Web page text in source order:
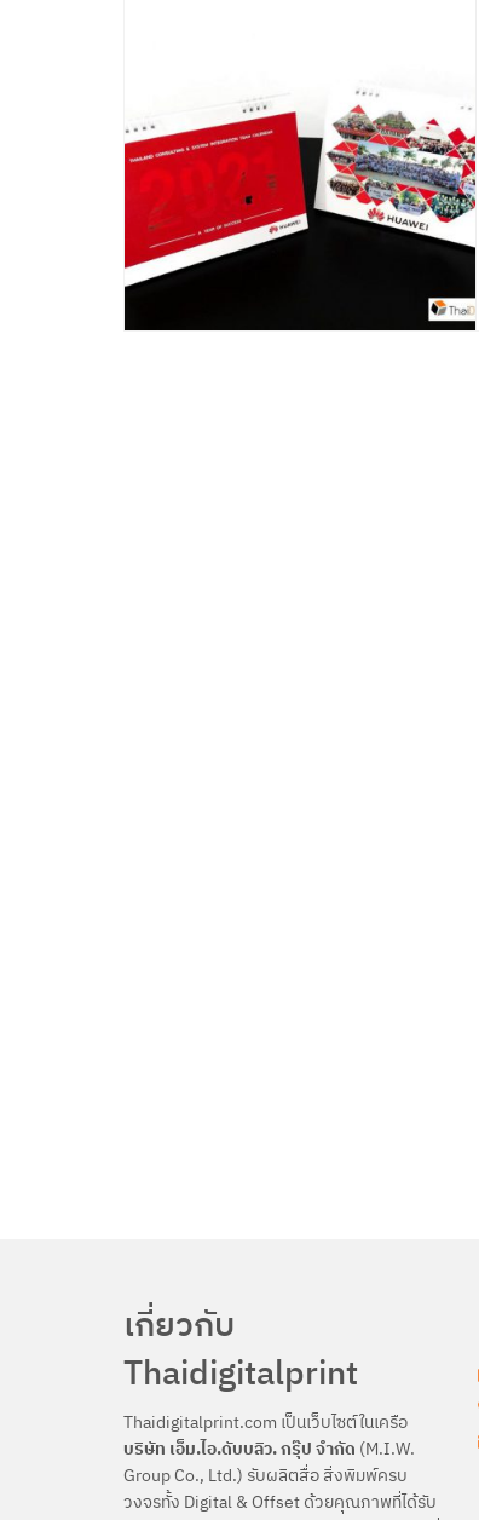
เกี่ยวกับ
Thaidigitalprint
Thaidigitalprint.com เป็นเว็บไซต์ในเครือ
บริษัท เอ็ม.ไอ.ดับบลิว. กรุ๊ป จำกัด (M.I.W.
Group Co., Ltd.) รับผลิตสื่อ สิ่งพิมพ์ครบ
วงจรทั้ง Digital & Offset ด้วยคุณภาพที่ได้รับ